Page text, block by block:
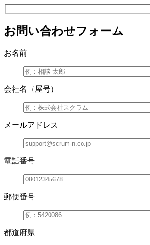
お問い合わせフォーム
お名前
会社名（屋号）
メールアドレス
電話番号
郵便番号
都道府県